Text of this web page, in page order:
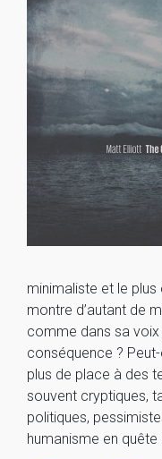
minimaliste et le plus
montre d’autant de
comme dans sa
conséquence ?
plus de place à des
souvent cryptiques,
politiques,
humanisme en quête